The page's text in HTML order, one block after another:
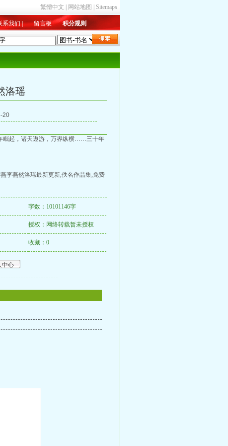
繁體中文 网站地图 Sitemaps
系我们 | 留言板 积分规则
入库| 总收藏| 字数排行
洛瑶
20
崛起，诸天遨游，万界纵横……三十年
李燕然洛瑶最新更新,佚名作品集,免费
字数：10101146字
授权：网络转载暂未授权
收藏：0
中心